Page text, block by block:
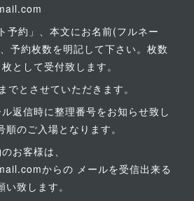
予約」、本文にお名前(フルネー
予約枚数を明記して下さい。枚数
として受付致します。
でとさせていただきます。
返信時に整理番号をお知らせ致し
のご入場となります。
お客様は、
からの メールを受信出来る
致します。